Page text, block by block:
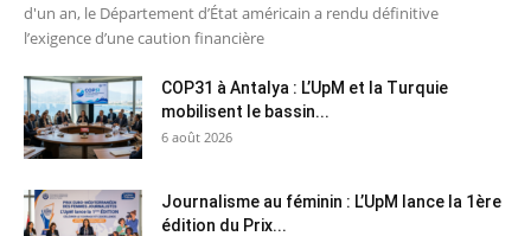
d'un an, le Département d’État américain a rendu définitive
l’exigence d’une caution financière
COP31 à Antalya : L’UpM et la Turquie
mobilisent le bassin...
6 août 2026
Journalisme au féminin : L’UpM lance la 1ère
édition du Prix...